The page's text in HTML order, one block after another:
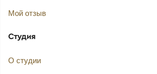
Мой отзыв
Студия
О студии